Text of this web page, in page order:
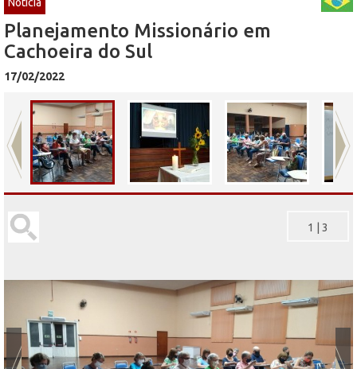
Planejamento Missionário em
Cachoeira do Sul
17/02/2022
1 3